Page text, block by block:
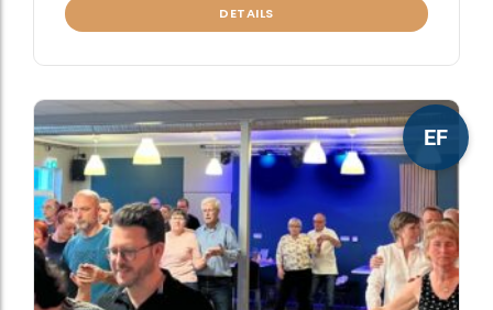
DETAILS
EF
Dieses
Produkt
weist
mehrere
Varianten
auf.
Die
Optionen